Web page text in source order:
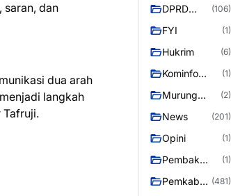
saran, dan
dua arah
langkah
Tafruji.
Utara
DPRD
Raya
(106)
FYI (1)
Hukrim (6)
Kominfo
(1)
Murung
(2)
News (201)
Opini (1)
Pembak
Murung raya
(1)
Pemkab
(481)